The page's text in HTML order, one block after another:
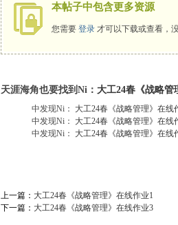
本帖子中包含更多资源
您需要 登录 才可以下载或查看，
天涯海角也要找到Ni： 大工24春《战略管
中发现Ni： 大工24春《战略管理》在线
中发现Ni： 大工24春《战略管理》在线
中发现Ni： 大工24春《战略管理》在线
上一篇： 大工24春《战略管理》在线作业1
下一篇： 大工24春《战略管理》在线作业3